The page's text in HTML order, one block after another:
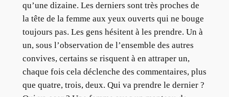
qu’une dizaine. Les derniers sont très proches de
la tête de la femme aux yeux ouverts qui ne bouge
toujours pas. Les gens hésitent à les prendre. Un à
un, sous l’observation de l’ensemble des autres
convives, certains se risquent à en attraper un,
chaque fois cela déclenche des commentaires, plus
que quatre, trois, deux. Qui va prendre le dernier ?